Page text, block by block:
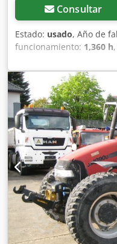
Consultar
Estado: usado, Año de
funcionamiento: 1,360 h
Cjdpfx Alourfkcorjrf *
* Calefacción * Aire
Hoja excavadora *